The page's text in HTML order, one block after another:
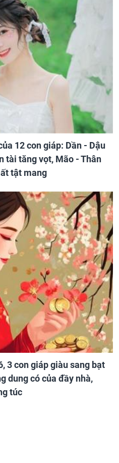
12 con giáp: Dần - Dậu
tài tăng vọt, Mão - Thân
tật mang
3 con giáp giàu sang bạt
dung có của đầy nhà,
túc